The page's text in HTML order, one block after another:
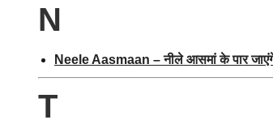
N
Neele Aasmaan – नीले आसमां के पार
T